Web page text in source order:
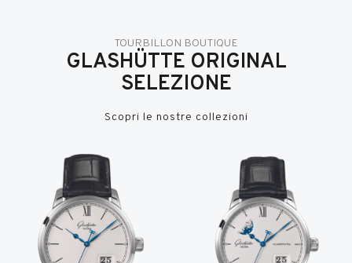
TOURBILLON BOUTIQUE
GLASHÜTTE ORIGINAL
SELEZIONE
Scopri le nostre collezioni